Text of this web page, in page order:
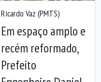
Ricardo Vaz (PMTS)
Em espaço amplo e
recém reformado,
Prefeito
Anterior